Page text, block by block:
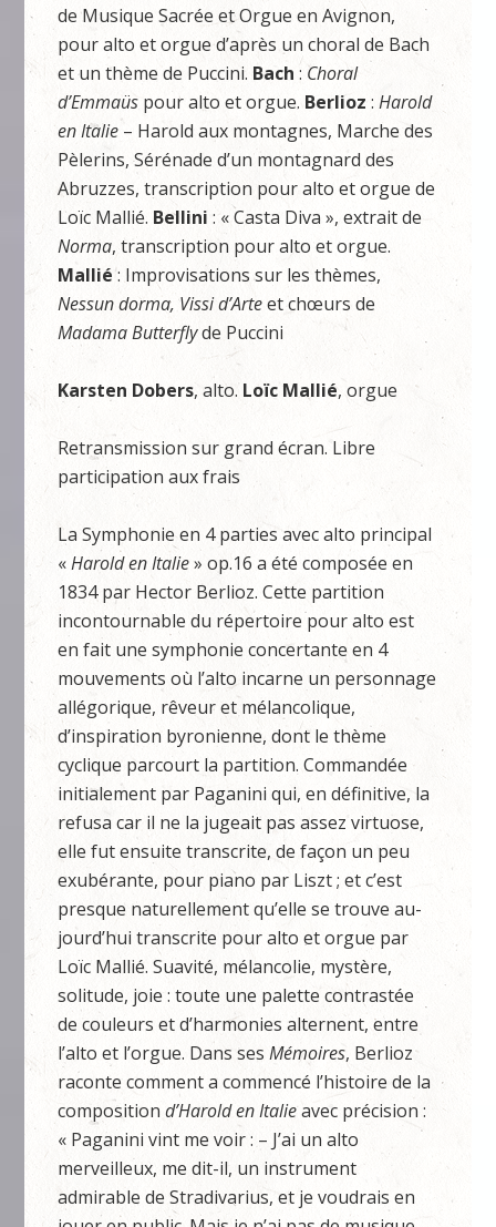
de Musique Sacrée et Orgue en Avignon,
pour alto et orgue d’après un choral de Bach
et un thème de Puccini. Bach : Choral
d’Emmaüs pour alto et orgue. Berlioz :Harold
en Italie – Harold aux montagnes, Marche des
Pèlerins, Sérénade d’un montagnard des
Abruzzes, transcription pour alto et orgue de
Loïc Mallié. Bellini : « Casta Diva », extrait de
Norma, transcription pour alto et orgue.
Mallié: Improvisations sur les thèmes,
Nessun dorma, Vissi d’Arteet chœurs de
Madama Butterflyde Puccini
Karsten Dobers, alto.Loïc Mallié, orgue
Retransmission sur grand écran. Libre
participation aux frais
La Symphonie en 4 parties avec alto principal
«Harold en Italie» op.16 a été composée en
1834 par Hector Berlioz. Cette partition
incontournable du répertoire pour alto est
en fait une symphonie concertante en 4
mouvements où l’alto incarne un personnage
allégorique, rêveur et mélancolique,
d’inspiration byronienne, dont le thème
cyclique parcourt la partition. Commandée
initialement par Paganini qui, en définitive, la
refusa car il ne la jugeait pas assez virtuose,
elle fut ensuite transcrite, de façon un peu
exubérante, pour piano par Liszt ; et c’est
presque naturellement qu’elle se trouve au­
jourd’hui transcrite pour alto et orgue par
Loïc Mallié. Suavité, mélancolie, mystère,
solitude, joie : toute une palette contrastée
de couleurs et d’harmonies alternent, entre
l’alto et l’orgue. Dans sesMémoires, Berlioz
raconte comment a commencé l’histoire de la
compositiond’Harolden Italieavec précision :
« Paganini vint me voir : – J’ai un alto
merveilleux, me dit-il, un instrument
admirable de Stradivarius, et je voudrais en